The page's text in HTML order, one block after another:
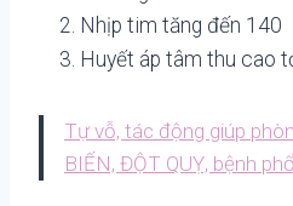
Nhịp tim tăng đến 140
Huyết áp tâm thu cao
Tự vỗ, tác động giúp
BIẾN, ĐỘT QUỴ, bệnh